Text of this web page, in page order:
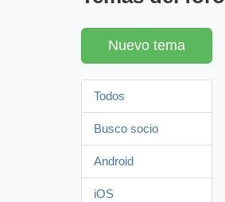
Nuevo tema
Todos
Busco socio
Android
iOS